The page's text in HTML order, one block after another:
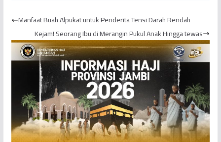
Manfaat Buah Alpukat untuk Penderita Tensi Darah Rendah
Kejam! Seorang Ibu di Merangin Pukul Anak Hingga tewas